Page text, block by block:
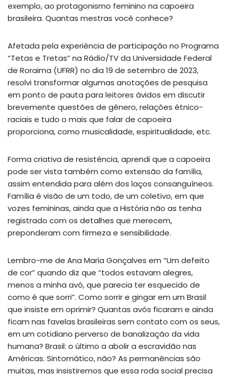
exemplo, ao protagonismo feminino na capoeira
brasileira. Quantas mestras você conhece?
Afetada pela experiência de participação no Programa
“Tetas e Tretas” na Rádio/TV da Universidade Federal
de Roraima (UFRR) no dia 19 de setembro de 2023,
resolvi transformar algumas anotações de pesquisa
em ponto de pauta para leitores ávidos em discutir
brevemente questões de gênero, relações étnico-
raciais e tudo o mais que falar de capoeira
proporciona, como musicalidade, espiritualidade, etc.
Forma criativa de resistência, aprendi que a capoeira
pode ser vista também como extensão da família,
assim entendida para além dos laços consanguíneos.
Família é visão de um todo, de um coletivo, em que
vozes femininas, ainda que a História não as tenha
registrado com os detalhes que merecem,
preponderam com firmeza e sensibilidade.
Lembro-me de Ana Maria Gonçalves em “Um defeito
de cor” quando diz que “todos estavam alegres,
menos a minha avó, que parecia ter esquecido de
como é que sorri”. Como sorrir e gingar em um Brasil
que insiste em oprimir? Quantas avós ficaram e ainda
ficam nas favelas brasileiras sem contato com os seus,
em um cotidiano perverso de banalização da vida
humana? Brasil: o último a abolir a escravidão nas
Américas. Sintomático, não? As permanências são
muitas, mas insistiremos que essa roda social precisa